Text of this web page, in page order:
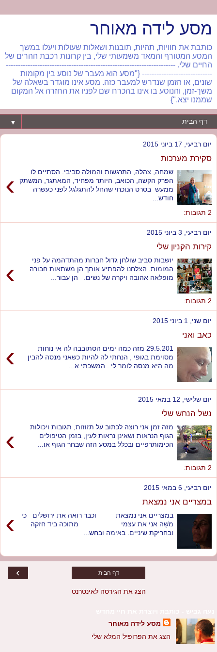
מסע לידה מאוחר
כותבת את חוויות, תהיות, תובנות ושאלות שעולות ויעלו במשך
המסע המטורף והמאד משמעותי שלי, בין קרונות רכבת ההרים של
החיים שלי. ----------------------------------------------------------------------
----------------------------- {"מסע הוא מעבר של נוסע בין מקומות
שונים, או הזמן שנדרש למעבר כזה. מסע אינו מוגדר בשאלה של
משך-זמן, והנוסע בו אינו בהכרח שם לפניו את החזרה אל המקום
שממנו יצא."}
▼
יום רביעי, 17 ביוני 2015
סקירת מערכות
›
שמחה, צהלה, התרגשות והמולה סביבי. הסתיים לו
הפרק הקשה, הכואב, היותר מפחיד, המאתגר, המשתק
ממעש בסרט הנוכחי שהחל להתגלגל לפני כעשרה
חודש...
2 תגובות:
יום רביעי, 3 ביוני 2015
קירות הקניון שלי
›
יושבות סביב שולחן גדול חברות מהתדהמה על פני
המומות. הצלחנו להפתיע אותך הן משתאות חבורה
מופלאה אהובה ויקרה של נשים. הן עבור...
2 תגובות:
יום שני, 1 ביוני 2015
כאב ואני
›
29.5.201 מזה כמה ימים הסתובבה לה אי נוחות
מסוימת בגופי , הנחתי לה להיות כשאני מנסה להבין
מה היא מנסה לומר לי . המשכתי א...
יום שלישי, 12 במאי 2015
נשל הנחש שלי
›
מזה זמן אני רוצה לכתוב על תזוזות, תגובות ויכולות
הגוף הנראות ושאינן נראות לעין, בזמן הטיפולים
הכימותרפיים ובכלל במסע הזה שבחר הגוף או...
2 תגובות:
יום רביעי, 6 במאי 2015
במצריים אני נמצאת
›
במצריים אני נמצאת וכבר רואה את ירושלים כי
מֹשָה אני את עצמי מתוכה ביד חזקה
ובחריקת שיניים. באימה ובחש...
› דף הבית
הצג את הגירסה לאינטרנט
מסע לידה מאוחר
הצג את הפרופיל המלא שלי